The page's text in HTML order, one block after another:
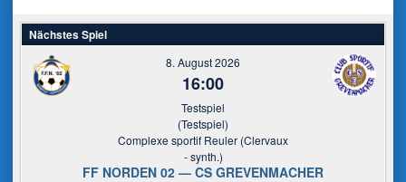
Nächstes Spiel
8. August 2026
16:00
Testspiel
(Testspiel)
Complexe sportif Reuler (Clervaux
- synth.)
FF NORDEN 02 — CS GREVENMACHER